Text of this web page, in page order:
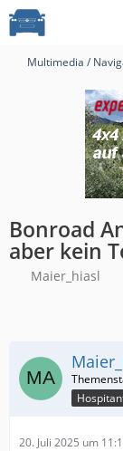
Multimedia /
Bonroad
aber kein
Maier_hiasl
20. Juli 2025 um